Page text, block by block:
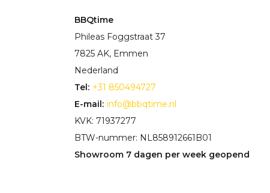
BBQtime
Phileas Foggstraat 37
7825 AK, Emmen
Nederland
Tel: +31 850494727
E-mail: info@bbqtime.nl
KVK: 71937277
BTW-nummer: NL858912661B01
Showroom 7 dagen per week geopend